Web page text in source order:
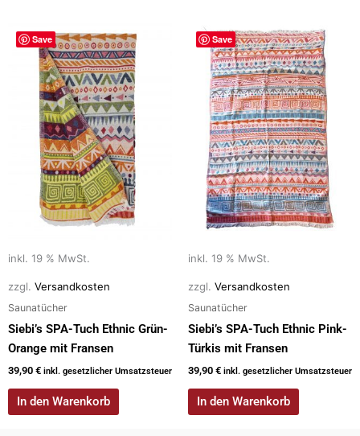
Save
inkl. 19 % MwSt.
zzgl. Versandkosten
Saunatücher
Siebi’s SPA-Tuch Ethnic Grün-
Orange mit Fransen
39,90 € inkl. gesetzlicher Umsatzsteuer
In den Warenkorb
Save
inkl. 19 % MwSt.
zzgl. Versandkosten
Saunatücher
Siebi’s SPA-Tuch Ethnic Pink-
Türkis mit Fransen
39,90 € inkl. gesetzlicher Umsatzsteuer
In den Warenkorb